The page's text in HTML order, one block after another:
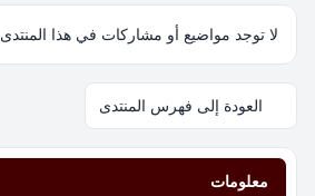
لا توجد مواضيع أو مشاركات في هذا المنتدى
العودة إلى فهرس المنتدى
معلومات